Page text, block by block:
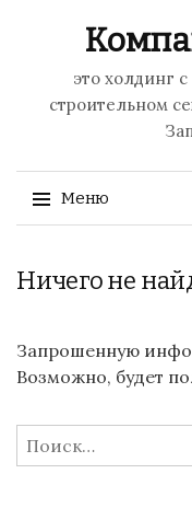
это холдинг
строительном
Меню
Ничего не
Запрошенную
Возможно, будет
Найти: